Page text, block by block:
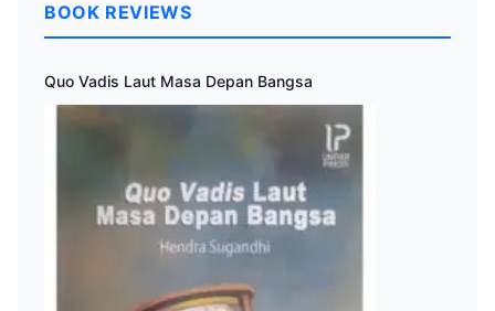
BOOK REVIEWS
Quo Vadis Laut Masa Depan Bangsa